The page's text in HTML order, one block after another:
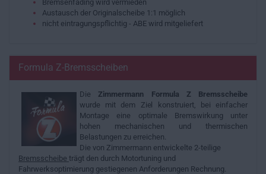
Bremsenfading wird vermieden
Austausch der Originalscheibe 1:1 möglich
nicht eintragungspflichtig - ABE wird mitgeliefert
Formula Z-Bremsscheiben
Die Zimmermann Formula Z Bremsscheibe
wurde mit dem Ziel konstruiert, bei einfacher
Montage eine optimale Bremswirkung unter
hohen mechanischen und thermischen
Belastungen zu erreichen.
Die von Zimmermann entwickelte 2-teilige
Bremsscheibe trägt den durch Motortuning und
Fahrwerksoptimierung gestiegenen Anforderungen Rechnung.